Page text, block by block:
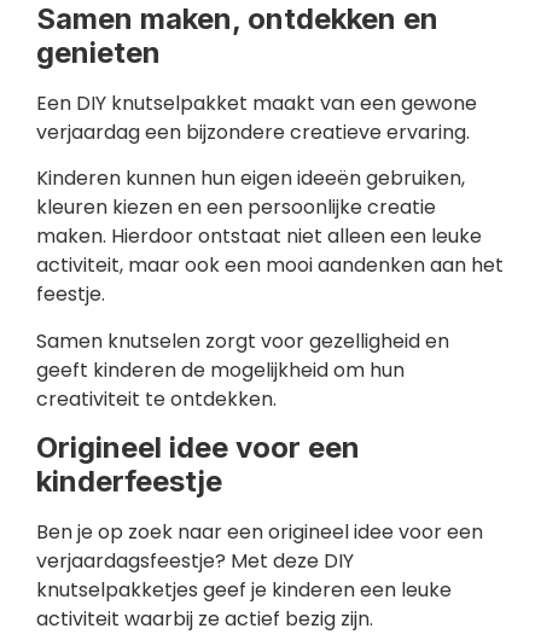
Samen maken, ontdekken en
genieten
Een DIY knutselpakket maakt van een gewone
verjaardag een bijzondere creatieve ervaring.
Kinderen kunnen hun eigen ideeën gebruiken,
kleuren kiezen en een persoonlijke creatie
maken. Hierdoor ontstaat niet alleen een leuke
activiteit, maar ook een mooi aandenken aan het
feestje.
Samen knutselen zorgt voor gezelligheid en
geeft kinderen de mogelijkheid om hun
creativiteit te ontdekken.
Origineel idee voor een
kinderfeestje
Ben je op zoek naar een origineel idee voor een
verjaardagsfeestje? Met deze DIY
knutselpakketjes geef je kinderen een leuke
activiteit waarbij ze actief bezig zijn.